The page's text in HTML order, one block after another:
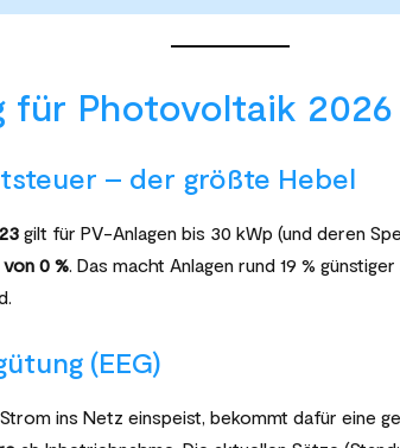
für Photovoltaik 2026
– der größte Hebel
gilt für PV-Anlagen bis 30 kWp (und deren
0 % . Das macht Anlagen rund 19 %
(EEG)
ins Netz einspeist, bekommt dafür eine